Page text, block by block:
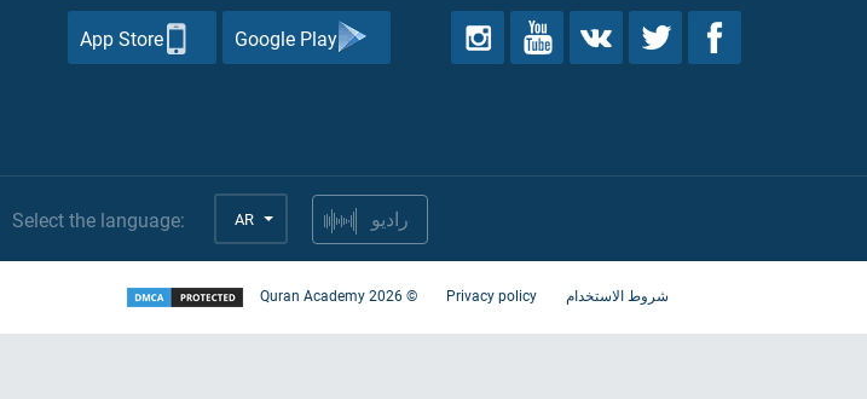
Google Play
App Store
Select the language: AR راديو
شروط الاستخدام Privacy policy
©
2026